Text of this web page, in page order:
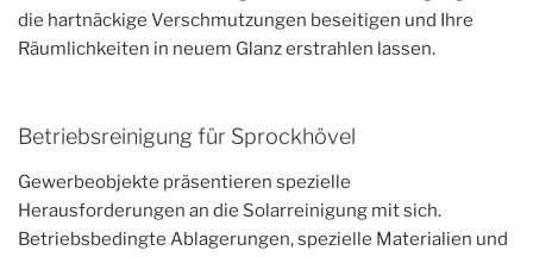
die hartnäckige Verschmutzungen beseitigen und Ihre
Räumlichkeiten in neuem Glanz erstrahlen lassen.
Betriebsreinigung für Sprockhövel
Gewerbeobjekte präsentieren spezielle
Herausforderungen an die Solarreinigung mit sich.
Betriebsbedingte Ablagerungen, spezielle Materialien und